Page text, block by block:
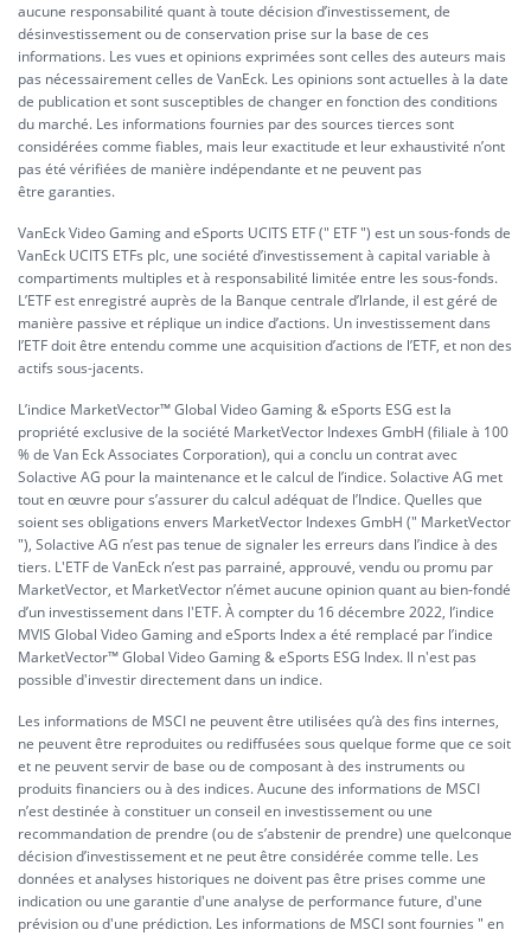
aucune responsabilité quant à toute décision d’investissement, de
désinvestissement ou de conservation prise sur la base de ces
informations. Les vues et opinions exprimées sont celles des auteurs mais
pas nécessairement celles de VanEck. Les opinions sont actuelles à la date
de publication et sont susceptibles de changer en fonction des conditions
du marché. Les informations fournies par des sources tierces sont
considérées comme fiables, mais leur exactitude et leur exhaustivité n’ont
pas été vérifiées de manière indépendante et ne peuvent pas
être garanties.
VanEck Video Gaming and eSports UCITS ETF (" ETF ") est un sous-fonds de
VanEck UCITS ETFs plc, une société d’investissement à capital variable à
compartiments multiples et à responsabilité limitée entre les sous-fonds.
L’ETF est enregistré auprès de la Banque centrale d’Irlande, il est géré de
manière passive et réplique un indice d’actions. Un investissement dans
l’ETF doit être entendu comme une acquisition d’actions de l’ETF, et non des
actifs sous-jacents.
L’indice MarketVector™ Global Video Gaming & eSports ESG est la
propriété exclusive de la société MarketVector Indexes GmbH (filiale à 100
% de Van Eck Associates Corporation), qui a conclu un contrat avec
Solactive AG pour la maintenance et le calcul de l’indice. Solactive AG met
tout en œuvre pour s’assurer du calcul adéquat de l’Indice. Quelles que
soient ses obligations envers MarketVector Indexes GmbH (" MarketVector
"), Solactive AG n’est pas tenue de signaler les erreurs dans l’indice à des
tiers. L'ETF de VanEck n’est pas parrainé, approuvé, vendu ou promu par
MarketVector, et MarketVector n’émet aucune opinion quant au bien-fondé
d’un investissement dans l'ETF. À compter du 16 décembre 2022, l’indice
MVIS Global Video Gaming and eSports Index a été remplacé par l’indice
MarketVector™ Global Video Gaming & eSports ESG Index. Il n'est pas
possible d'investir directement dans un indice.
Les informations de MSCI ne peuvent être utilisées qu’à des fins internes,
ne peuvent être reproduites ou rediffusées sous quelque forme que ce soit
et ne peuvent servir de base ou de composant à des instruments ou
produits financiers ou à des indices. Aucune des informations de MSCI
n’est destinée à constituer un conseil en investissement ou une
recommandation de prendre (ou de s’abstenir de prendre) une quelconque
décision d’investissement et ne peut être considérée comme telle. Les
données et analyses historiques ne doivent pas être prises comme une
indication ou une garantie d'une analyse de performance future, d'une
prévision ou d'une prédiction. Les informations de MSCI sont fournies " en